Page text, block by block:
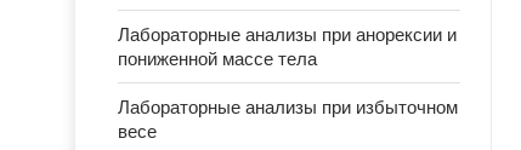
Лабораторные анализы при анорексии и
пониженной массе тела
Лабораторные анализы при избыточном
весе